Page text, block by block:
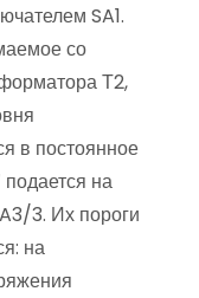
SA1.
со
Т2,
в постоянное
на
3. Их пороги
на